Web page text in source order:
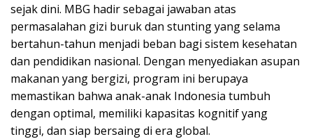
sejak dini. MBG hadir sebagai jawaban atas
permasalahan gizi buruk dan stunting yang selama
bertahun-tahun menjadi beban bagi sistem kesehatan
dan pendidikan nasional. Dengan menyediakan asupan
makanan yang bergizi, program ini berupaya
memastikan bahwa anak-anak Indonesia tumbuh
dengan optimal, memiliki kapasitas kognitif yang
tinggi, dan siap bersaing di era global.